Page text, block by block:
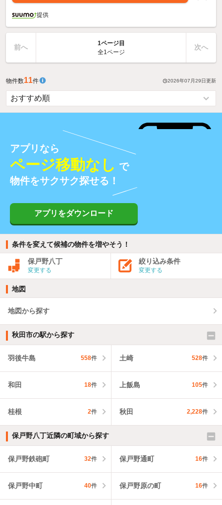
提供
前へ
1ページ目
全1ページ
次へ
物件数11件 2026年07月29日更新
アプリなら
ページ移動なし で
物件をサクサク探せる！
アプリをダウンロード
条件を変えて候補の物件を増やそう！
保戸野八丁
変更する
絞り込み条件
変更する
地図
地図から探す
秋田市の駅から探す
羽後牛島 558件 土崎 528件
和田 18件 上飯島 105件
桂根 2件 秋田 2,228件
保戸野八丁近隣の町域から探す
保戸野鉄砲町 32件 保戸野通町 16件
保戸野中町 40件 保戸野原の町 16件